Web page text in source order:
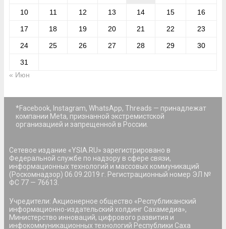
10 11 12 13 14 15 16
17 18 19 20 21 22 23
24 25 26 27 28 29 30
31
« Июн
*Facebook, Instagram, WhatsApp, Threads — принадлежат
компании Meta, признанной экстремистской
организацией и запрещенной в России.
Сетевое издание «YSIA.RU» зарегистрировано в
Федеральной службе по надзору в сфере связи,
информационных технологий и массовых коммуникаций
(Роскомнадзор) 06.09.2019 г. Регистрационный номер ЭЛ №
ФС 77 — 76613.
Учредители: Акционерное общество «Республиканский
информационно-издательский холдинг Сахамедиа»,
Министерство инноваций, цифрового развития и
инфокоммуникационных технологий Республики Саха